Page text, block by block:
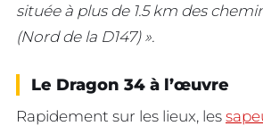
située à plus de 1.5 km des
(Nord de la D147) ».
Le Dragon 34 à l’œuvre
Rapidement sur les lieux, les